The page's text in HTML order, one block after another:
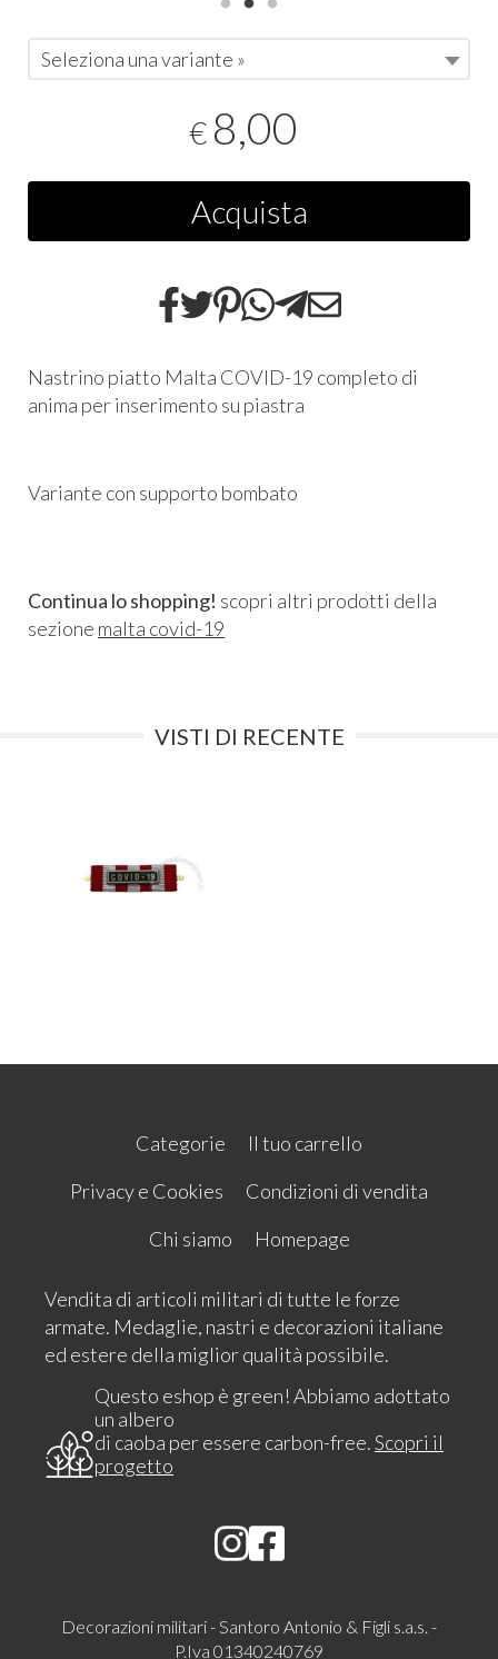
Seleziona una variante »
€ 8,00
Acquista
Nastrino piatto Malta COVID-19 completo di
anima per inserimento su piastra
Variante con supporto bombato
Continua lo shopping! scopri altri prodotti della
sezione malta covid-19
VISTI DI RECENTE
Categorie
Il tuo carrello
Privacy e Cookies
Condizioni di vendita
Chi siamo
Homepage
Vendita di articoli militari di tutte le forze
armate. Medaglie, nastri e decorazioni italiane
ed estere della miglior qualità possibile.
Questo eshop è green! Abbiamo adottato
un albero
di caoba per essere carbon-free.Scopri il
progetto
Decorazioni militari - Santoro Antonio & Figli s.a.s. -
P.Iva 01340240769